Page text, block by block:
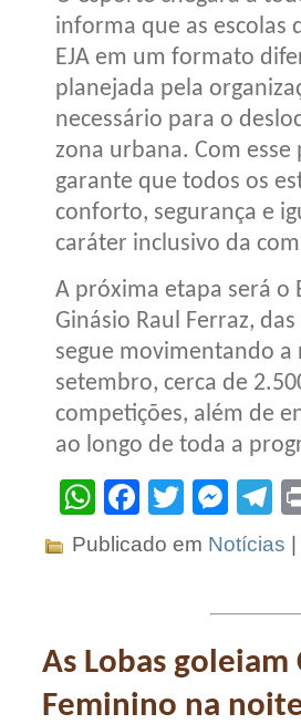
informa que as escolas
EJA em um formato
planejada pela
necessário para o
zona urbana. Com
garante que todos os
conforto, segurança e
caráter inclusivo da
A próxima etapa será o
Ginásio Raul Ferraz,
segue movimentando
setembro, cerca de
competições, além de
ao longo de toda a
WhatsApp
Facebook
Twitter
Publicado em Notícias
As Lobas
Feminino na